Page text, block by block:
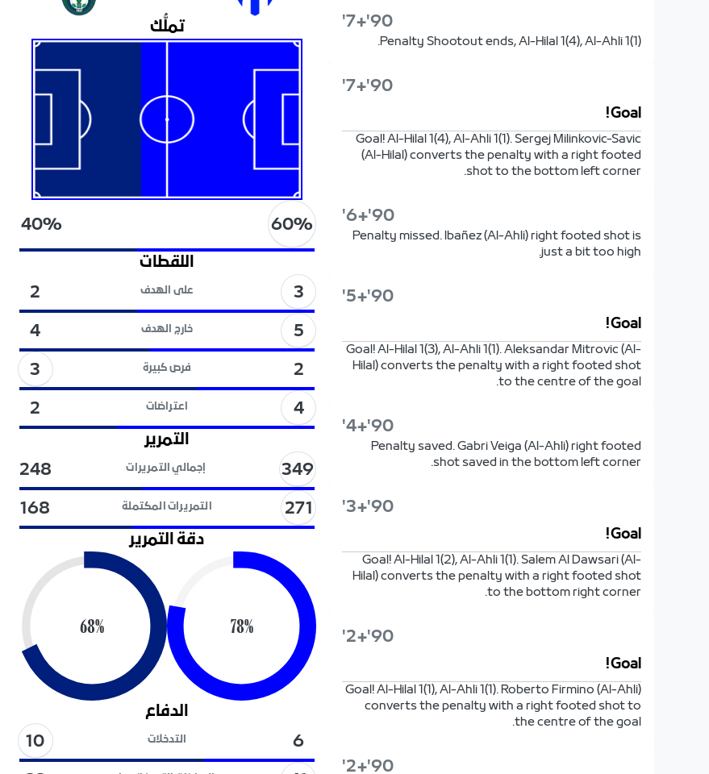
90'+7'
Penalty Shootout ends, Al-Hilal 1(4), Al-Ahli 1(1).
90'+7'
Goal!
Goal! Al-Hilal 1(4), Al-Ahli 1(1). Sergej Milinkovic-Savic
(Al-Hilal) converts the penalty with a right footed
shot to the bottom left corner.
90'+6'
Penalty missed. Ibañez (Al-Ahli) right footed shot is
just a bit too high.
90'+5'
Goal!
Goal! Al-Hilal 1(3), Al-Ahli 1(1). Aleksandar Mitrovic (Al-
Hilal) converts the penalty with a right footed shot
to the centre of the goal.
90'+4'
Penalty saved. Gabri Veiga (Al-Ahli) right footed
shot saved in the bottom left corner.
90'+3'
Goal!
Goal! Al-Hilal 1(2), Al-Ahli 1(1). Salem Al Dawsari (Al-
Hilal) converts the penalty with a right footed shot
to the bottom right corner.
90'+2'
Goal!
Goal! Al-Hilal 1(1), Al-Ahli 1(1). Roberto Firmino (Al-Ahli)
converts the penalty with a right footed shot to
the centre of the goal.
90'+2'
تملُّك
60%
40%
اللقطات
3
على الهدف
2
5
خارج الهدف
4
2
فرص كبيرة
3
4
اعتراضات
2
التمرير
349
إجمالي التمريرات
248
271
التمريرات المكتملة
168
دقة التمرير
78%
68%
الدفاع
6
التدخلات
10